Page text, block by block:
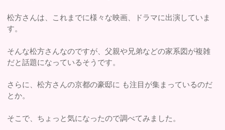
松方さんは、これまでに様々な映画、ドラマに出演していま
す。
そんな松方さんなのですが、父親や兄弟などの家系図が複雑
だと話題になっているそうです。
さらに、松方さんの京都の豪邸に も注目が集まっているのだ
とか。
そこで、ちょっと気になったので調べてみました。